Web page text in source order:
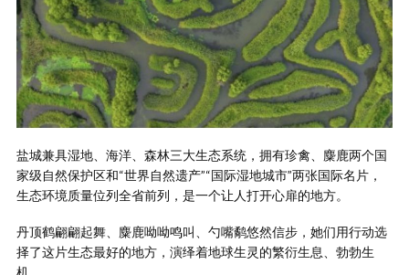
盐城兼具湿地、海洋、森林三大生态系统，拥有珍禽、麋鹿两个国
家级自然保护区和“世界自然遗产”“国际湿地城市”两张国际名片，
生态环境质量位列全省前列，是一个让人打开心扉的地方。
丹顶鹤翩翩起舞、麋鹿呦呦鸣叫、勺嘴鹬悠然信步，她们用行动选
择了这片生态最好的地方，演绎着地球生灵的繁衍生息、勃勃生
机。